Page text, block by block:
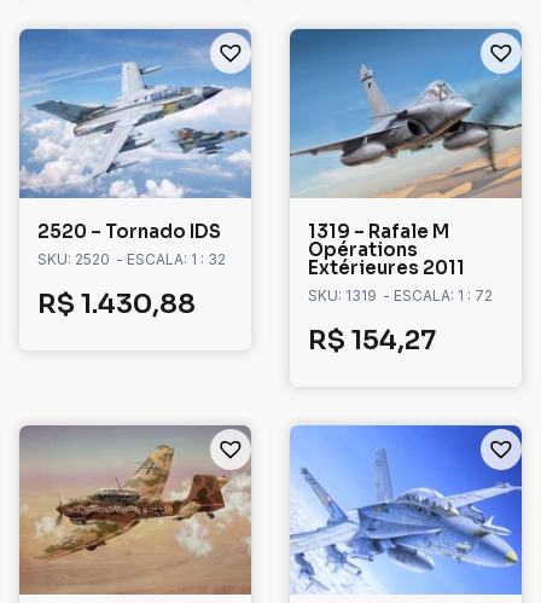
2520 – Tornado IDS
SKU: 2520 - ESCALA: 1 : 32
R$ 1.430,88
1319 – Rafale M
Opérations
Extérieures 2011
SKU: 1319 - ESCALA: 1 : 72
R$ 154,27